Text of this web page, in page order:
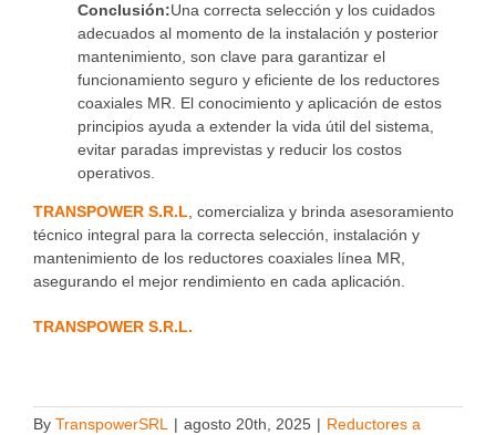
Conclusión:Una correcta selección y los cuidados
adecuados al momento de la instalación y posterior
mantenimiento, son clave para garantizar el
funcionamiento seguro y eficiente de los reductores
coaxiales MR. El conocimiento y aplicación de estos
principios ayuda a extender la vida útil del sistema,
evitar paradas imprevistas y reducir los costos
operativos.
TRANSPOWER S.R.L, comercializa y brinda asesoramiento
técnico integral para la correcta selección, instalación y
mantenimiento de los reductores coaxiales línea MR,
asegurando el mejor rendimiento en cada aplicación.
TRANSPOWER S.R.L.
By TranspowerSRL | agosto 20th, 2025 | Reductores a